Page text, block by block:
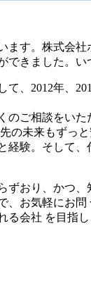
す。株式会
きました。
、2012年、
のご相談をい
の未来もずっ
経験。そして
おり、かつ、
お気軽にお
会社 を目指